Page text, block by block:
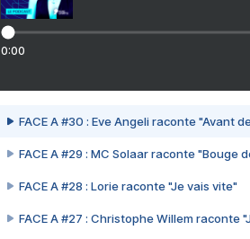
0:00
FACE A #30 : Eve Angeli raconte "Avant
FACE A #29 : MC Solaar raconte "Bouge
FACE A #28 : Lorie raconte "Je vais vite"
FACE A #27 : Christophe Willem raconte